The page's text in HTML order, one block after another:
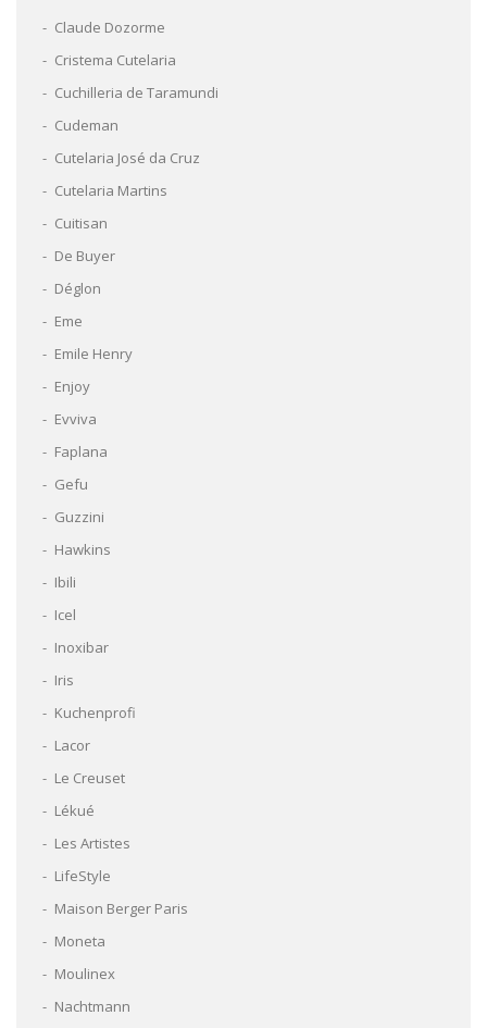
Claude Dozorme
Cristema Cutelaria
Cuchilleria de Taramundi
Cudeman
Cutelaria José da Cruz
Cutelaria Martins
Cuitisan
De Buyer
Déglon
Eme
Emile Henry
Enjoy
Evviva
Faplana
Gefu
Guzzini
Hawkins
Ibili
Icel
Inoxibar
Iris
Kuchenprofi
Lacor
Le Creuset
Lékué
Les Artistes
LifeStyle
Maison Berger Paris
Moneta
Moulinex
Nachtmann